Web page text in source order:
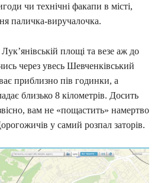
чи технічні факапи в місті,
паличка-виручалочка.
площі та везе аж до
через увесь Шевченківський
приблизно пів годинки, а
близько 8 кілометрів. Досить
вам не «пощастить» намертво
у самий розпал заторів.